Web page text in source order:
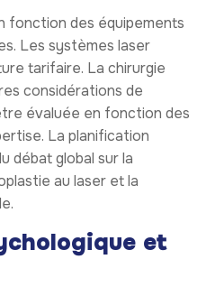
fonction des équipements
Les systèmes laser
tarifaire. La chirurgie
considérations de
évaluée en fonction des
La planification
débat global sur la
au laser et la
et